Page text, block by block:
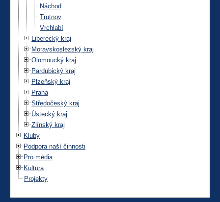
Náchod
Trutnov
Vrchlabí
Liberecký kraj
Moravskoslezský kraj
Olomoucký kraj
Pardubický kraj
Plzeňský kraj
Praha
Středočeský kraj
Ústecký kraj
Zlínský kraj
Kluby
Podpora naší činnosti
Pro média
Kultura
Projekty